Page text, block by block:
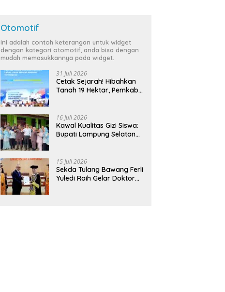
Otomotif
Ini adalah contoh keterangan untuk widget
dengan kategori otomotif, anda bisa dengan
mudah memasukkannya pada widget.
31 Juli 2026
Cetak Sejarah! Hibahkan
Tanah 19 Hektar, Pemkab
Terintegrasi Pertama di
Lampung
16 Juli 2026
Kawal Kualitas Gizi Siswa:
Bupati Lampung Selatan
Bergizi Gratis di Natar
15 Juli 2026
Sekda Tulang Bawang Ferli
Yuledi Raih Gelar Doktor